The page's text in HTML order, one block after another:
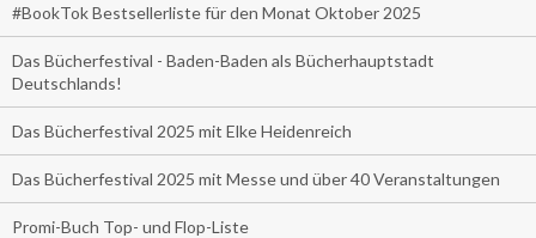
#BookTok Bestsellerliste für den Monat Oktober 2025
Das Bücherfestival - Baden-Baden als Bücherhauptstadt
Deutschlands!
Das Bücherfestival 2025 mit Elke Heidenreich
Das Bücherfestival 2025 mit Messe und über 40 Veranstaltungen
Promi-Buch Top- und Flop-Liste